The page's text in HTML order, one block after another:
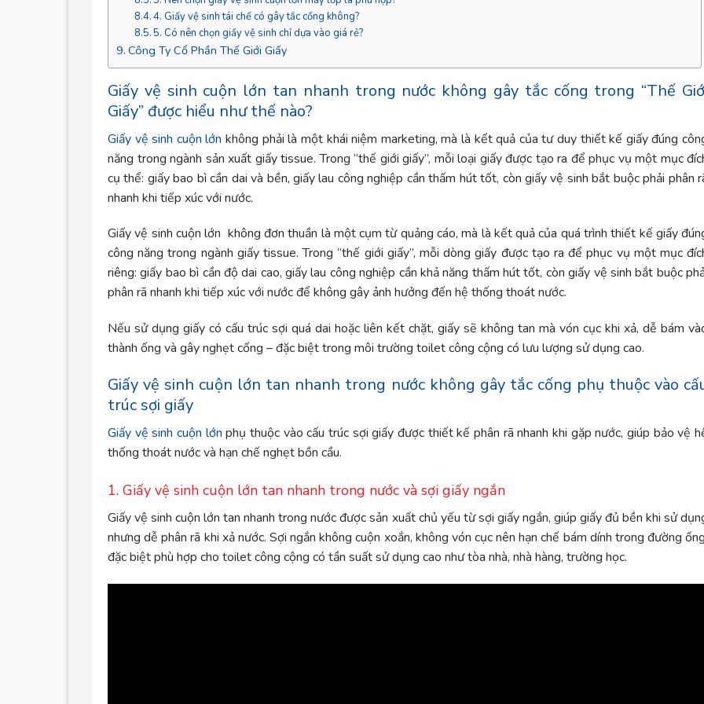
4. Giấy vệ sinh tái chế có gây tắc cống không?
5. Có nên chọn giấy vệ sinh chỉ dựa vào giá rẻ?
Công Ty Cổ Phần Thế Giới Giấy
Giấy vệ sinh cuộn lớn tan nhanh trong nước không gây tắc cống trong “Thế
Giấy” được hiểu như thế nào?
Giấy vệ sinh cuộn lớn không phải là một khái niệm marketing, mà là kết quả của tư duy thiết kế giấy đúng
năng trong ngành sản xuất giấy tissue. Trong “thế giới giấy”, mỗi loại giấy được tạo ra để phục vụ một mục
cụ thể: giấy bao bì cần dai và bền, giấy lau công nghiệp cần thấm hút tốt, còn giấy vệ sinh bắt buộc phải phân
nhanh khi tiếp xúc với nước.
Giấy vệ sinh cuộn lớn không đơn thuần là một cụm từ quảng cáo, mà là kết quả của quá trình thiết kế giấy
công năng trong ngành giấy tissue. Trong “thế giới giấy”, mỗi dòng giấy được tạo ra để phục vụ một mục
riêng: giấy bao bì cần độ dai cao, giấy lau công nghiệp cần khả năng thấm hút tốt, còn giấy vệ sinh bắt buộc
phân rã nhanh khi tiếp xúc với nước để không gây ảnh hưởng đến hệ thống thoát nước.
Nếu sử dụng giấy có cấu trúc sợi quá dai hoặc liên kết chặt, giấy sẽ không tan mà vón cục khi xả, dễ bám
thành ống và gây nghẹt cống – đặc biệt trong môi trường toilet công cộng có lưu lượng sử dụng cao.
Giấy vệ sinh cuộn lớn tan nhanh trong nước không gây tắc cống phụ thuộc vào
trúc sợi giấy
Giấy vệ sinh cuộn lớn phụ thuộc vào cấu trúc sợi giấy được thiết kế phân rã nhanh khi gặp nước, giúp bảo vệ
thống thoát nước và hạn chế nghẹt bồn cầu.
1. Giấy vệ sinh cuộn lớn tan nhanh trong nước và sợi giấy ngắn
Giấy vệ sinh cuộn lớn tan nhanh trong nước được sản xuất chủ yếu từ sợi giấy ngắn, giúp giấy đủ bền khi sử
nhưng dễ phân rã khi xả nước. Sợi ngắn không cuộn xoắn, không vón cục nên hạn chế bám dính trong đường
đặc biệt phù hợp cho toilet công cộng có tần suất sử dụng cao như tòa nhà, nhà hàng, trường học.